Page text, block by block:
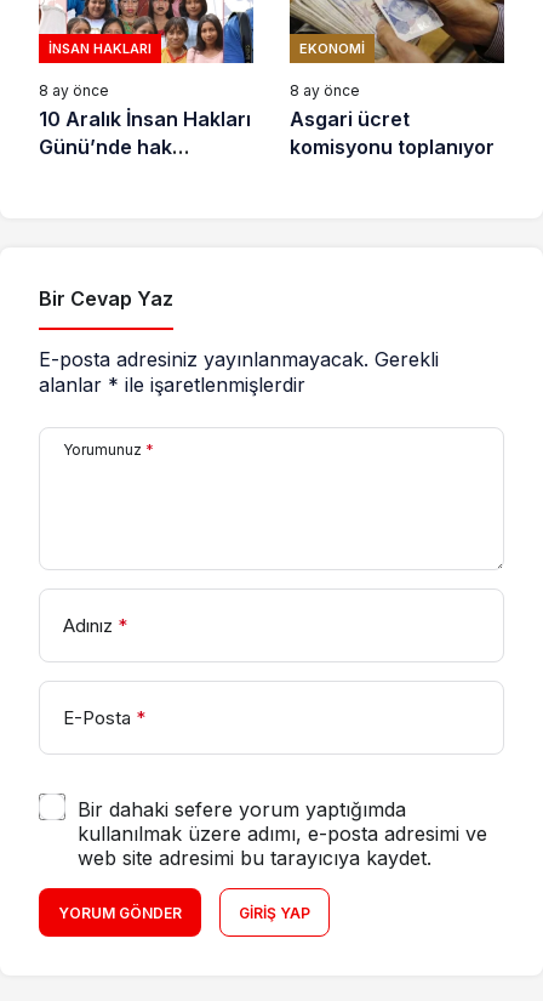
İNSAN HAKLARI
8 ay önce
10 Aralık İnsan Hakları
Günü’nde hak
EKONOMI
8 ay önce
Asgari ücret
komisyonu toplanıyor
Bir Cevap Yaz
E-posta adresiniz yayınlanmayacak. Gerekli
alanlar * ile işaretlenmişlerdir
Yorumunuz *
Adınız *
E-Posta *
Bir dahaki sefere yorum yaptığımda
kullanılmak üzere adımı, e-posta adresimi ve
web site adresimi bu tarayıcıya kaydet.
YORUM GÖNDER GIRIŞ YAP